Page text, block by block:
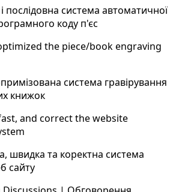
послідовна система автоматичної
коду п'єс
the piece/book engraving
система гравірування
книжок
and correct the website
швидка та коректна система
сайту